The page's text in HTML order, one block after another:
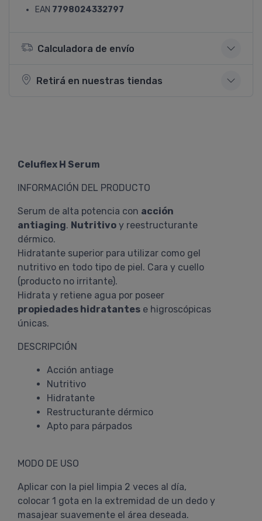
EAN 7798024332797
Calculadora de envío
Retirá en nuestras tiendas
Celuflex H Serum
INFORMACIÓN DEL PRODUCTO
Serum de alta potencia con acción
antiaging. Nutritivo y reestructurante
dérmico.
Hidratante superior para utilizar como gel
nutritivo en todo tipo de piel. Cara y cuello
(producto no irritante).
Hidrata y retiene agua por poseer
propiedades hidratantes e higroscópicas
únicas.
DESCRIPCIÓN
Acción antiage
Nutritivo
Hidratante
Restructurante dérmico
Apto para párpados
MODO DE USO
Aplicar con la piel limpia 2 veces al día,
colocar 1 gota en la extremidad de un dedo y
masajear suavemente el área deseada.